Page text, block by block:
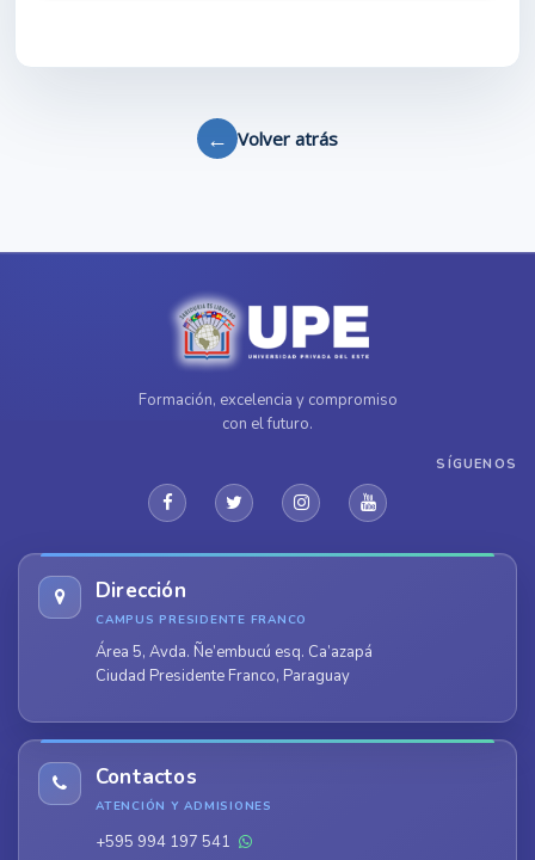
← Volver atrás
Formación, excelencia y compromiso
con el futuro.
SÍGUENOS
Dirección
CAMPUS PRESIDENTE FRANCO
Área 5, Avda. Ñe’embucú esq. Ca’azapá
Ciudad Presidente Franco, Paraguay
Contactos
ATENCIÓN Y ADMISIONES
+595 994 197 541